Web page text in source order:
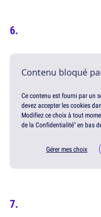
Contenu bloqué
Ce contenu est fourni par un
devez accepter les cookies
Modifiez ce choix à tout
de la Confidentialité" en bas
Gérer mes choix